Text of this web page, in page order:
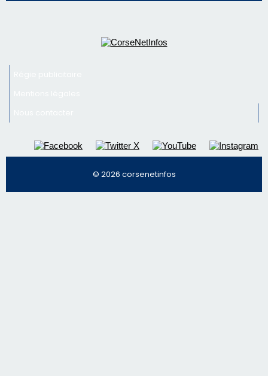
nos meilleurs articles